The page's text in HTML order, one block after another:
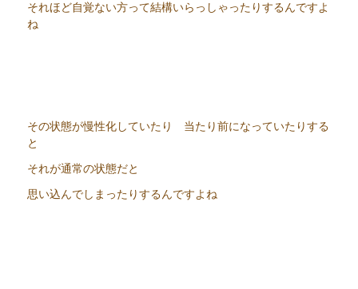
それほど自覚ない方って結構いらっしゃったりするんですよ
ね
その状態が慢性化していたり 当たり前になっていたりする
と
それが通常の状態だと
思い込んでしまったりするんですよね